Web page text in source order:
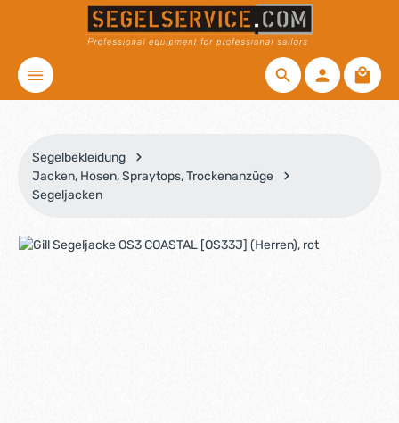
Zum Hauptinhalt springen
Segelbekleidung
Jacken, Hosen, Spraytops, Trockenanzüge
Segeljacken
Bildergalerie überspringen